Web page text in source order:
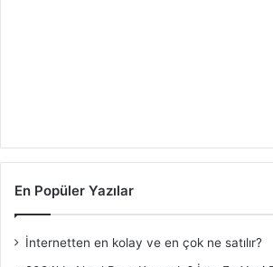
En Popüler Yazılar
İnternetten en kolay ve en çok ne satılır?